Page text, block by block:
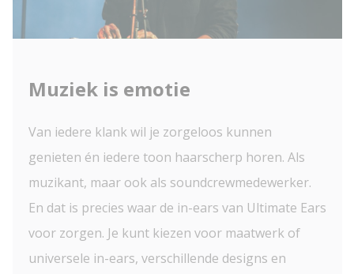
Muziek is emotie
Van iedere klank wil je zorgeloos kunnen
genieten én iedere toon haarscherp horen. Als
muzikant, maar ook als soundcrewmedewerker.
En dat is precies waar de in-ears van Ultimate Ears
voor zorgen. Je kunt kiezen voor maatwerk of
universele in-ears, verschillende designs en